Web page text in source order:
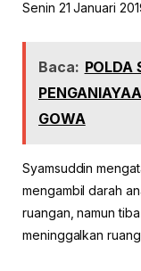
Senin 21 Januari
Baca: POLDA
GOWA
Syamsuddin
mengambil darah
ruangan, namun
meninggalkan